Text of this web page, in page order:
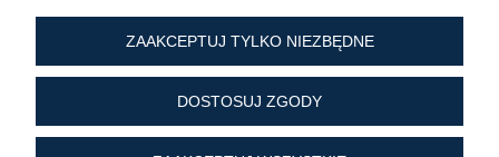
tel.:+ 48 603 190 513
tel.:+ 48 41 361 25 21
e-mail:sklep@liturgiczny.pl
ZAAKCEPTUJ TYLKO NIEZBĘDNE
DOSTOSUJ ZGODY